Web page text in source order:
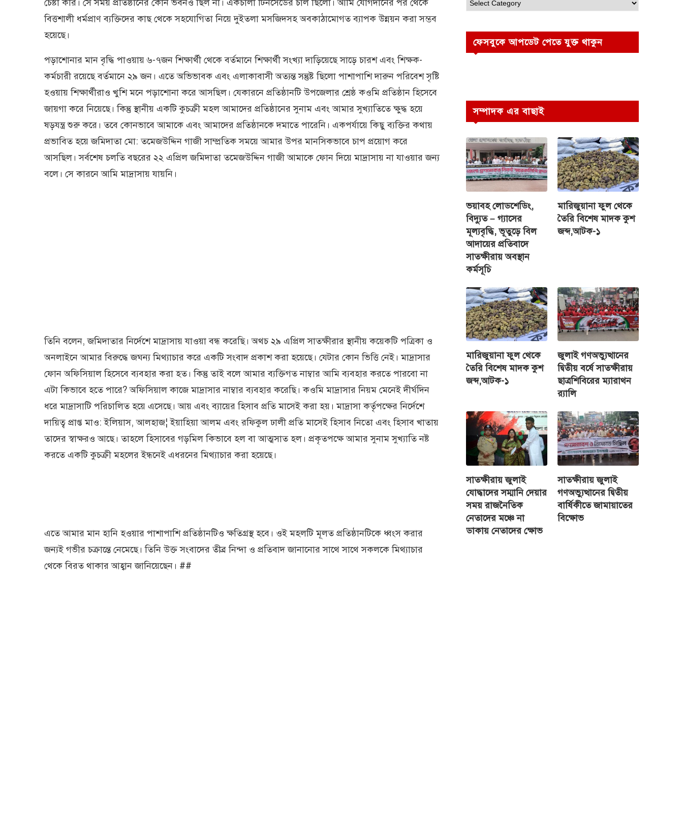
চেষ্টা করি। সে সময় প্রতিষ্ঠানের কোন ভবনও ছিল না। একচালা টিনসেডের চাল ছিলো। আমি যোগদানের পর থেকে
বিত্তশালী ধর্মপ্রাণ ব্যক্তিদের কাছ থেকে সহযোগিতা নিয়ে দুইতলা মসজিদসহ অবকাঠামোগত ব্যাপক উন্নয়ন করা সম্ভব
হয়েছে।
পড়াশোনার মান বৃদ্ধি পাওয়ায় ৬-৭জন শিক্ষার্থী থেকে বর্তমানে শিক্ষার্থী সংখ্যা দাড়িয়েছে সাড়ে চারশ এবং শিক্ষক-
কর্মচারী রয়েছে বর্তমানে ২৯ জন। এতে অভিভাবক এবং এলাকাবাসী অত্যন্ত সন্তুষ্ট ছিলো পাশাপাশি দারুন পরিবেশ সৃষ্টি
হওয়ায় শিক্ষার্থীরাও খুশি মনে পড়াশোনা করে আসছিল। যেকারনে প্রতিষ্ঠানটি উপজেলার শ্রেষ্ঠ কওমি প্রতিষ্ঠান হিসেবে
জায়গা করে নিয়েছে। কিন্তু স্থানীয় একটি কুচক্রী মহল আমাদের প্রতিষ্ঠানের সুনাম এবং আমার সুখ্যাতিতে ক্ষুদ্ধ হয়ে
ষড়যন্ত্র শুরু করে। তবে কোনভাবে আমাকে এবং আমাদের প্রতিষ্ঠানকে দমাতে পারেনি। একপর্যায়ে কিছু ব্যক্তির কথায়
প্রভাবিত হয়ে জমিদাতা মো: তমেজউদ্দিন গাজী সাম্প্রতিক সময়ে আমার উপর মানসিকভাবে চাপ প্রয়োগ করে
আসছিল। সর্বশেষ চলতি বছরের ২২ এপ্রিল জমিদাতা তমেজউদ্দিন গাজী আমাকে ফোন দিয়ে মাদ্রাসায় না যাওয়ার জন্য
বলে। সে কারনে আমি মাদ্রাসায় যায়নি।
তিনি বলেন, জমিদাতার নির্দেশে মাদ্রাসায় যাওয়া বন্ধ করেছি। অথচ ২৯ এপ্রিল সাতক্ষীরার স্থানীয় কয়েকটি পত্রিকা ও
অনলাইনে আমার বিরুদ্ধে জঘন্য মিথ্যাচার করে একটি সংবাদ প্রকাশ করা হয়েছে। যেটার কোন ভিত্তি নেই। মাদ্রাসার
ফোন অফিসিয়াল হিসেবে ব্যবহার করা হত। কিন্তু তাই বলে আমার ব্যক্তিগত নাম্বার আমি ব্যবহার করতে পারবো না
এটা কিভাবে হতে পারে? অফিসিয়াল কাজে মাদ্রাসার নাম্বার ব্যবহার করেছি। কওমি মাদ্রাসার নিয়ম মেনেই দীর্ঘদিন
ধরে মাদ্রাসাটি পরিচালিত হয়ে এসেছে। আয় এবং ব্যায়ের হিসাব প্রতি মাসেই করা হয়। মাদ্রাসা কর্তৃপক্ষের নির্দেশে
দায়িত্ব প্রাপ্ত মাও: ইলিয়াস, আলহাজ¦ ইয়াহিয়া আলম এবং রফিকুল ঢালী প্রতি মাসেই হিসাব নিতো এবং হিসাব খাতায়
তাদের স্বাক্ষরও আছে। তাহলে হিসাবের গড়মিল কিভাবে হল বা আত্মসাত হল। প্রকৃতপক্ষে আমার সুনাম সুখ্যাতি নষ্ট
করতে একটি কুচক্রী মহলের ইন্ধনেই এধরনের মিথ্যাচার করা হয়েছে।
এতে আমার মান হানি হওয়ার পাশাপাশি প্রতিষ্ঠানটিও ক্ষতিগ্রস্থ হবে। ওই মহলটি মূলত প্রতিষ্ঠানটিকে ধ্বংস করার
জন্যই গভীর চক্রান্তে নেমেছে। তিনি উক্ত সংবাদের তীব্র নিন্দা ও প্রতিবাদ জানানোর সাথে সাথে সকলকে মিথ্যাচার
থেকে বিরত থাকার আহ্বান জানিয়েছেন। ##
ফেসবুকে আপডেট পেতে যুক্ত থাকুন
সম্পাদক এর বাছাই
ভয়াবহ লোডশেডিং,
বিদ্যুত – গ্যাসের
মূল্যবৃদ্ধি, ভূতুড়ে বিল
আদায়ের প্রতিবাদে
সাতক্ষীরায় অবস্থান
কর্মসূচি
মারিজুয়ানা ফুল থেকে
তৈরি বিশেষ মাদক কুশ
জব্দ,আটক-১
মারিজুয়ানা ফুল থেকে
তৈরি বিশেষ মাদক কুশ
জব্দ,আটক-১
জুলাই গণঅভ্যুত্থানের
দ্বিতীয় বর্ষে সাতক্ষীরায়
ছাত্রশিবিরের ম্যারাথন
র‌্যালি
সাতক্ষীরায় জুলাই
যোদ্ধাদের সম্মানি দেয়ার
সময় রাজনৈতিক
নেতাদের মঞ্চে না
ডাকায় নেতাদের ক্ষোভ
সাতক্ষীরায় জুলাই
গণঅভ্যুত্থানের দ্বিতীয়
বার্ষিকীতে জামায়াতের
বিক্ষোভ